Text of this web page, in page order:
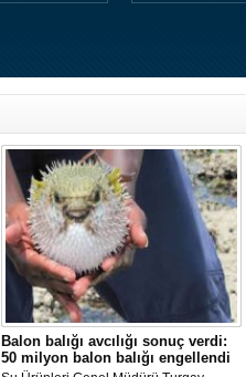
Balon balığı avcılığı sonuç verdi:
50 milyon balon balığı engellendi